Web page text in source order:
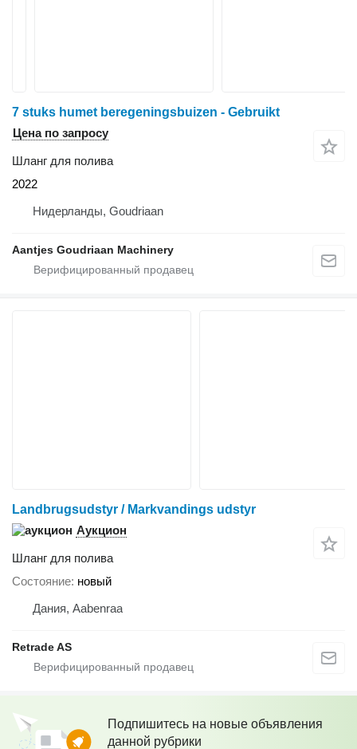
7 stuks humet beregeningsbuizen - Gebruikt
Цена по запросу
Шланг для полива
2022
Нидерланды, Goudriaan
Aantjes Goudriaan Machinery
Landbrugsudstyr / Markvandings udstyr
Аукцион
Шланг для полива
Состояние новый
Дания, Aabenraa
Retrade AS
Подпишитесь на новые объявления
данной рубрики